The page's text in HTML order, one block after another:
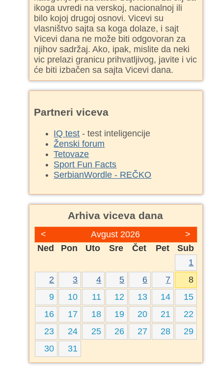
ikoga uvredi na verskoj, nacionalnoj ili
bilo kojoj drugoj osnovi. Vicevi su
vlasništvo sajta sa koga dolaze, i sajt
Vicevi dana ne može biti odgovoran za
njihov sadržaj. Ako, ipak, mislite da neki
vic prelazi granicu prihvatljivog, javite i vic
će biti izbačen sa sajta Vicevi dana.
Partneri viceva
IQ test - test inteligencije
Ženski forum
Tetovaze
Sport Fun Facts
SerbianWordle - REČKO
Arhiva viceva dana
< >
Avgust 2026
Ned
Pon Uto Sre Čet Pet
Sub
1
2
3 4 5 6 7
8
9
10 11 12 13 14
15
16
17 18 19 20 21
22
23
24 25 26 27 28
29
30
31